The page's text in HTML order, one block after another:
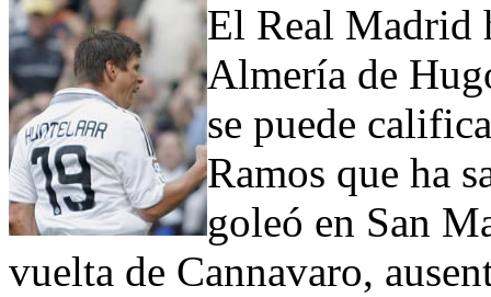
El Real Madrid
Almería de
se puede
Ramos que ha
goleó en San
vuelta de Cannavaro,